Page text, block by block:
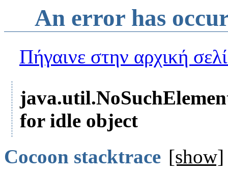
An error has
Πήγαινε στην αρχική
for idle object
Cocoon stacktrace [show]